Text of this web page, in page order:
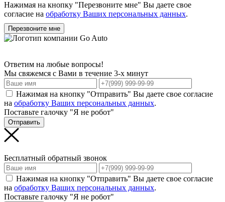
Нажимая на кнопку "Перезвоните мне" Вы даете свое
согласие на обработку Ваших персональных данных.
Перезвоните мне
Ответим на любые вопросы!
Мы свяжемся с Вами в течение 3-х минут
Нажимая на кнопку "Отправить" Вы даете свое согласие
на обработку Ваших персональных данных.
Поставьте галочку "Я не робот"
Отправить
Бесплатный обратный звонок
Нажимая на кнопку "Отправить" Вы даете свое согласие
на обработку Ваших персональных данных.
Поставьте галочку "Я не робот"